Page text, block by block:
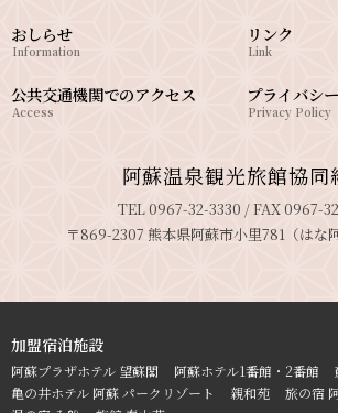
おしらせ
Information
公共交通機関でのアクセス
Access
リンク
Link
プライバシ
Privacy Policy
阿蘇温泉観光旅館協同
TEL 0967-32-3330 / FAX 0967-
〒869-2307 熊本県阿蘇市小里781（はな
加盟宿泊施設
阿蘇プラザホテル 望蘇閣 阿蘇ホテル1番館・2番館
亀の井ホテル 阿蘇 パークリゾート
親和苑 旅の宿